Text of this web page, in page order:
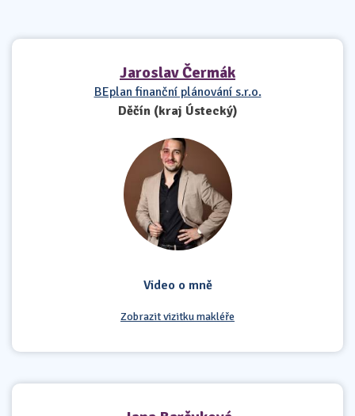
Jaroslav Čermák
BEplan finanční plánování s.r.o.
Děčín (kraj Ústecký)
Video o mně
Zobrazit vizitku makléře